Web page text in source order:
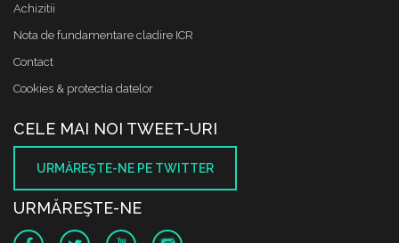
Achizitii
Nota de fundamentare cladire ICR
Contact
Cookies & protectia datelor
CELE MAI NOI TWEET-URI
URMĂREŞTE-NE PE TWITTER
URMĂREŞTE-NE